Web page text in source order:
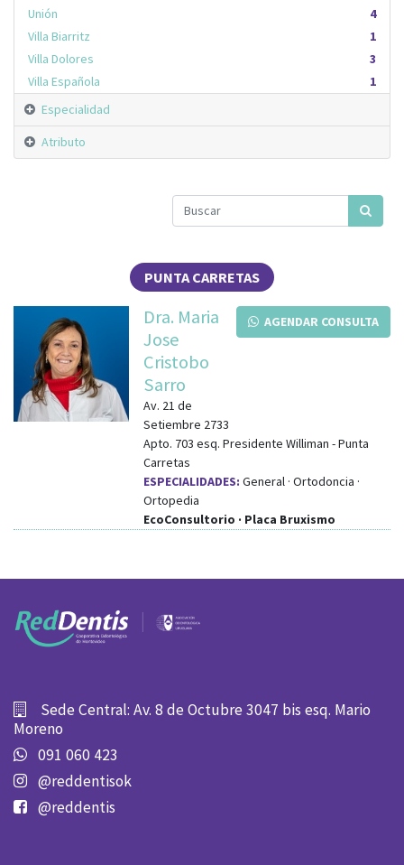
4
Unión
1
Villa Biarritz
3
Villa Dolores
1
Villa Española
Especialidad
Atributo
PUNTA CARRETAS
AGENDAR CONSULTA
Dra. Maria
Jose
Cristobo
Sarro
Av. 21 de
Setiembre 2733
Apto. 703 esq. Presidente Williman -Punta
Carretas
ESPECIALIDADES: General · Ortodoncia ·
Ortopedia
EcoConsultorio · Placa Bruxismo
Sede Central: Av. 8 de Octubre 3047 bis esq. Mario
Moreno
091 060 423
@reddentisok
@reddentis